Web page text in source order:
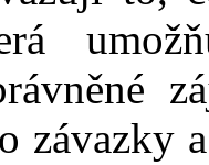
závazky